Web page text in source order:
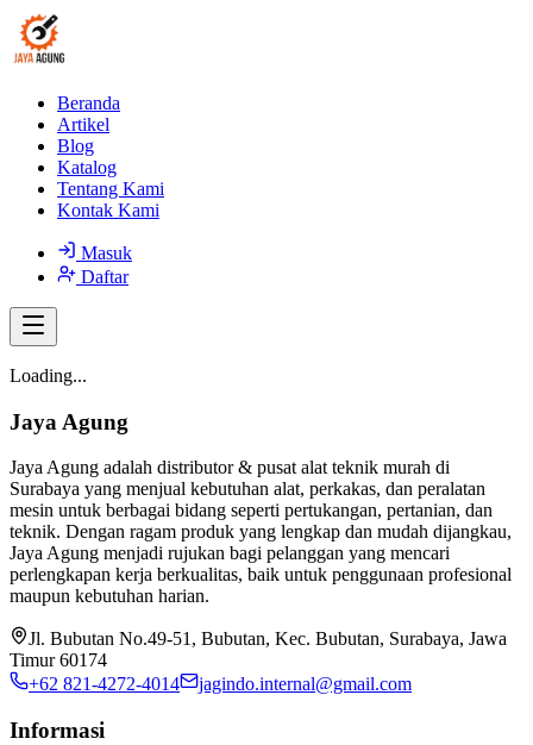
Beranda
Artikel
Blog
Katalog
Tentang Kami
Kontak Kami
Masuk
Daftar
Loading...
Jaya Agung
Jaya Agung adalah distributor & pusat alat teknik murah di
Surabaya yang menjual kebutuhan alat, perkakas, dan peralatan
mesin untuk berbagai bidang seperti pertukangan, pertanian, dan
teknik. Dengan ragam produk yang lengkap dan mudah dijangkau,
Jaya Agung menjadi rujukan bagi pelanggan yang mencari
perlengkapan kerja berkualitas, baik untuk penggunaan profesional
maupun kebutuhan harian.
Jl. Bubutan No.49-51, Bubutan, Kec. Bubutan, Surabaya, Jawa
Timur 60174
+62 821-4272-4014
jagindo.internal@gmail.com
Informasi